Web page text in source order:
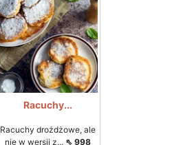
Racuchy...
Racuchy drożdżowe, ale
nie w wersji z... ⇖ 998